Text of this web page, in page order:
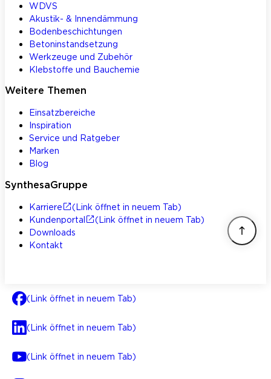
WDVS
Akustik- & Innendämmung
Bodenbeschichtungen
Betoninstandsetzung
Werkzeuge und Zubehör
Klebstoffe und Bauchemie
Weitere Themen
Einsatzbereiche
Inspiration
Service und Ratgeber
Marken
Blog
SynthesaGruppe
Karriere
(Link öffnet in neuem Tab)
Kundenportal
(Link öffnet in neuem Tab)
Downloads
Kontakt
(Link öffnet in neuem Tab)
(Link öffnet in neuem Tab)
(Link öffnet in neuem Tab)